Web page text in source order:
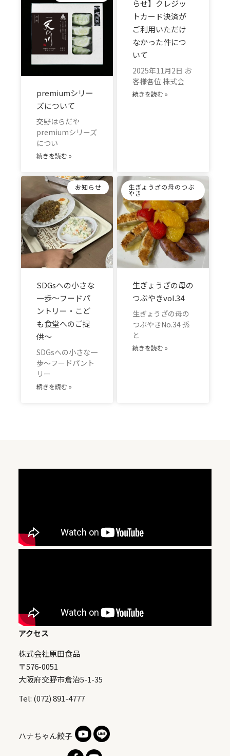
premiumシリー
ズについて
交野はらだや
premiumシリーズ
につい
続きを読む »
らせ】クレジッ
トカード決済が
ご利用いただけ
なかった件につ
いて
2025年11月2日 お
客様各位 株式会
続きを読む »
お知らせ
SDGsへの小さな
一歩～フードパ
ントリー・こど
も食堂へのご提
供～
SDGsへの小さな一
歩～フードパント
リー
続きを読む »
生ぎょうざの母のつぶ
やき
生ぎょうざの母の
つぶやきvol.34
生ぎょうざの母の
つぶやきNo.34 孫
と
続きを読む »
アクセス
株式会社原田食品
〒576-0051
大阪府交野市倉治5-1-35
Tel: (072) 891-4777
ハナちゃん餃子